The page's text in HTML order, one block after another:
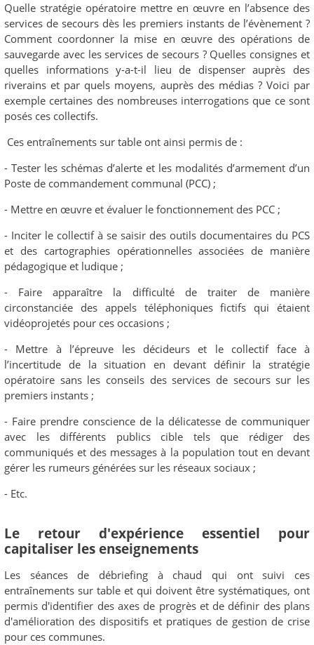
Quelle stratégie opératoire mettre en œuvre en l’absence des
services de secours dès les premiers instants de l’évènement ?
Comment coordonner la mise en œuvre des opérations de
sauvegarde avec les services de secours ? Quelles consignes et
quelles informations y-a-t-il lieu de dispenser auprès des
riverains et par quels moyens, auprès des médias ? Voici par
exemple certaines des nombreuses interrogations que ce sont
posés ces collectifs.
Ces entraînements sur table ont ainsi permis de :
- Tester les schémas d’alerte et les modalités d’armement d’un
Poste de commandement communal (PCC) ;
- Mettre en œuvre et évaluer le fonctionnement des PCC ;
- Inciter le collectif à se saisir des outils documentaires du PCS
et des cartographies opérationnelles associées de manière
pédagogique et ludique ;
- Faire apparaître la difficulté de traiter de manière
circonstanciée des appels téléphoniques fictifs qui étaient
vidéoprojetés pour ces occasions ;
- Mettre à l’épreuve les décideurs et le collectif face à
l’incertitude de la situation en devant définir la stratégie
opératoire sans les conseils des services de secours sur les
premiers instants ;
- Faire prendre conscience de la délicatesse de communiquer
avec les différents publics cible tels que rédiger des
communiqués et des messages à la population tout en devant
gérer les rumeurs générées sur les réseaux sociaux ;
- Etc.
Le retour d'expérience essentiel pour
capitaliser les enseignements
Les séances de débriefing à chaud qui ont suivi ces
entraînements sur table et qui doivent être systématiques, ont
permis d'identifier des axes de progrès et de définir des plans
d'amélioration des dispositifs et pratiques de gestion de crise
pour ces communes.